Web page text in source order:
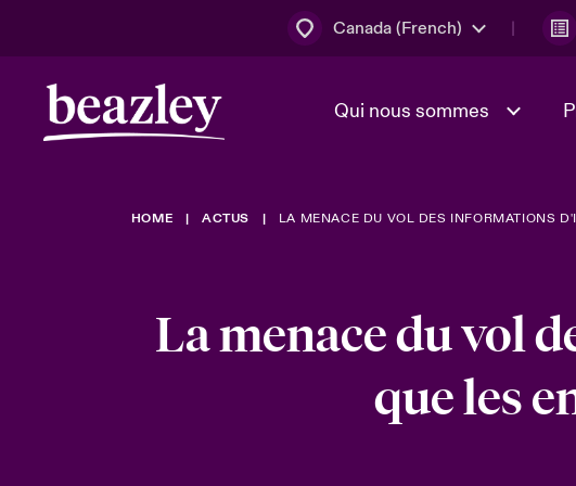
Canada (French)
Qui nous sommes
Qui nous sommes
Conseil
Bonjour Québec, nous
Beazley.
géopolitique et
Pleins feux sur le
en 2024
Client Cyber
HOME ACTUS LA MENACE DU VOL DES INFORMATIONS
La menace du vol
que les